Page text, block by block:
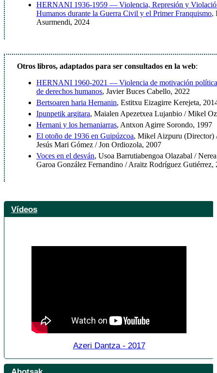
HERNANI 1936-1959 — Violencia, Represión y
Humanos durante la Guerra Civil y el Primer Franquismo,
Asurmendi, 2024
Otros libros, adaptados para ser consultados en la web:
HERNANI 1960-2021 — Violencia de motivación
de derechos humanos, Javier Buces Cabello, 2022
Bertsoaren haria Hernanin, Estitxu Eizagirre Kerejeta,
Ipunpetik argitara, Maialen Apezetxea Lujanbio / Mikel
Hernani y los hernaniarras, Antxon Agirre Sorondo, 1997
El otoño de 1936 en Guipúzcoa, Mikel Aizpuru (Director)
Jesús Mari Gómez / Jon Ordiozola, 2007
Voces en el desván, Usoa Barrutiabengoa Olazabal /
Garoa González Fernandino / Araitz Rodríguez Gutiérrez,
Vídeos
Azeri Dantza - 2017